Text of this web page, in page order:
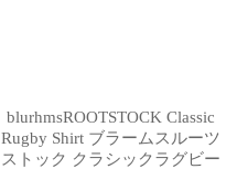
blurhmsROOTSTOCK Classic
Rugby Shirt ブラームスルーツ
ストック クラシックラグビー